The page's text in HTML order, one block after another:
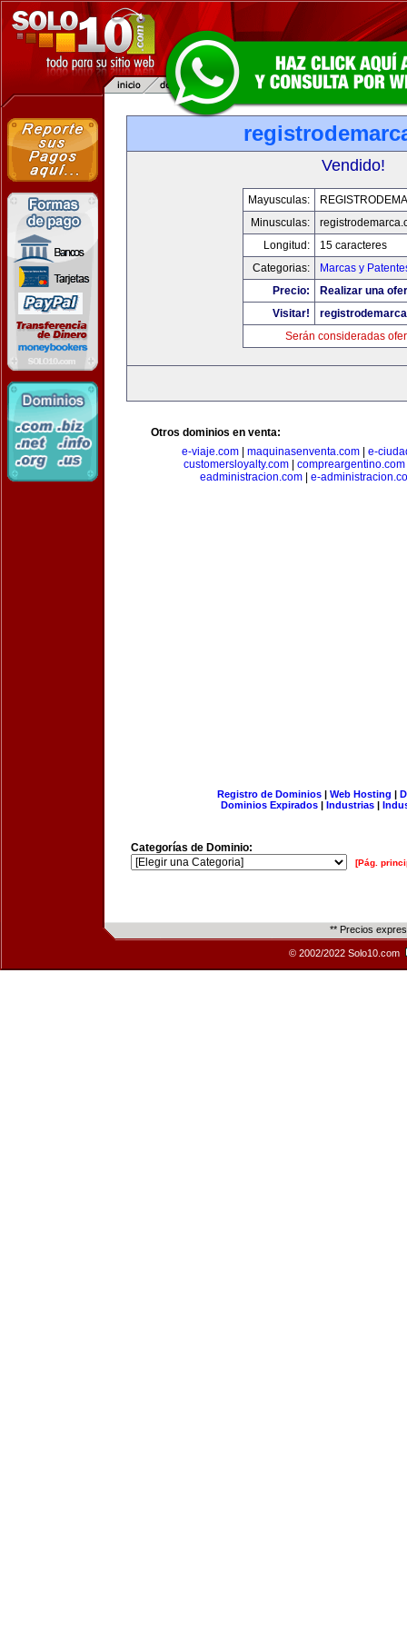
Vendido!
Mayusculas:
Minusculas:
Longitud:
15 caracteres
Categorias:
Marcas y
Precio:
Realizar una
Visitar!
Serán consideradas
Otros dominios en venta:
e-viaje.com| maquinasenventa.com| e-
customersloyalty.com| compreargentino.com
eadministracion.com
e-
Registro de Dominios| Web Hosting |
Dominios Expirados | Industrias |
Categorías de Dominio:
[Pág.
** Precios
© 2002/2022 Solo10.com